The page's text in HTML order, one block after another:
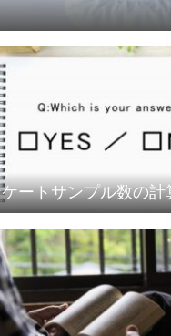
ートサンプル数の計